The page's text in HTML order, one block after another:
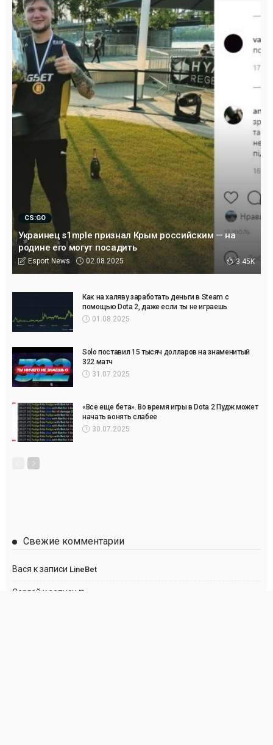
CS:GO
Украинец s1mple признал Крым российским — на
родине его могут посадить
Esport News 02.08.2025 3.45K
Как на халяву заработать деньги в Steam с
помощью Dota 2, даже если ты не играешь
01.08.2025
Solo поставил 15 тысяч долларов на знаменитый
322 матч
31.07.2025
«Все еще бета». Во время игры в Dota 2 Пудж может
начать вонять слабее
30.07.2025
Свежие комментарии
Вася к записи LineBet
Сергей к записи Париматч